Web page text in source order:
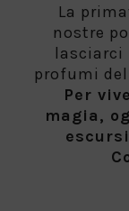
La
nostre
lasciarci
profumi
Per
magia,